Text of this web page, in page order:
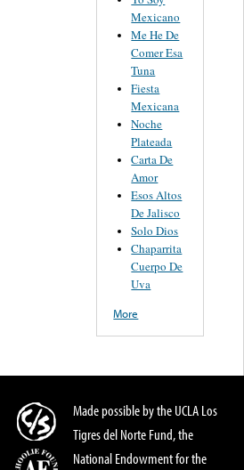
Mexicano
Me He De
Comer Esa
Tuna
Fiesta
Mexicana
Noche
Plateada
Carta De
Amor
Esos Altos
De Jalisco
Solo Dios
Chaparrita
Cuerpo De
Uva
More
Made possible by the UCLA Los
Tigres del Norte Fund, the
National Endowment for the